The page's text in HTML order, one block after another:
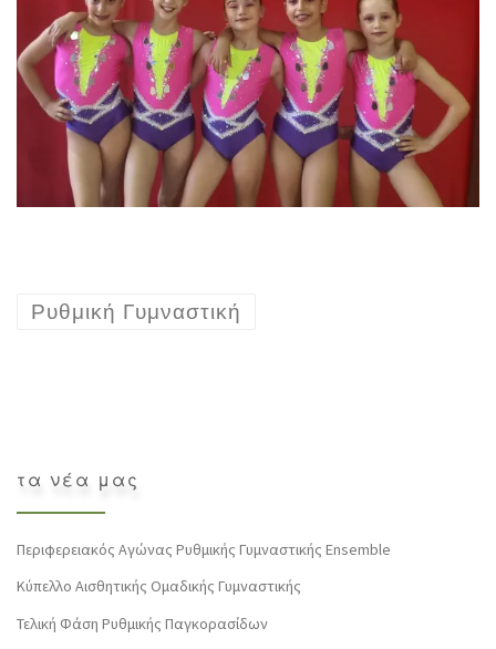
Ρυθμική Γυμναστική
τα νέα μας
Περιφερειακός Αγώνας Ρυθμικής Γυμναστικής Ensemble
Κύπελλο Αισθητικής Ομαδικής Γυμναστικής
Τελική Φάση Ρυθμικής Παγκορασίδων